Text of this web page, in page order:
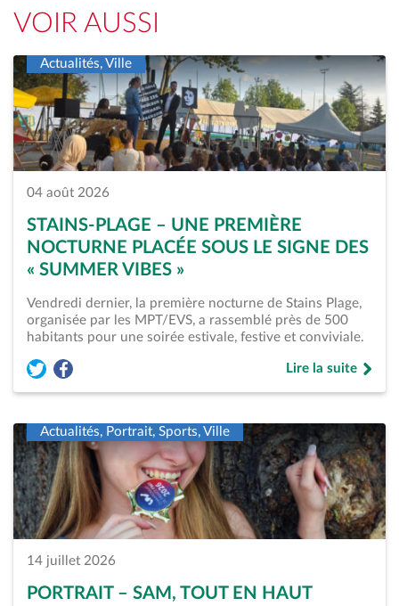
VOIR AUSSI
Actualités, Ville
04 août 2026
STAINS-PLAGE – UNE PREMIÈRE
NOCTURNE PLACÉE SOUS LE SIGNE DES
« SUMMER VIBES »
Vendredi dernier, la première nocturne de Stains Plage,
organisée par les MPT/EVS, a rassemblé près de 500
habitants pour une soirée estivale, festive et conviviale.
Partager l'article « Stains-Plage – Une première nocturne
Partager l'article « Stains-Plage – Une première
Lire la suite
de « Stains-Plage
Actualités, Portrait, Sports, Ville
14 juillet 2026
PORTRAIT – SAM, TOUT EN HAUT